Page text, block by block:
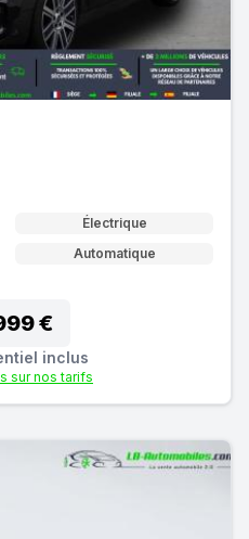
Électrique
Automatique
€
inclus
sur nos tarifs